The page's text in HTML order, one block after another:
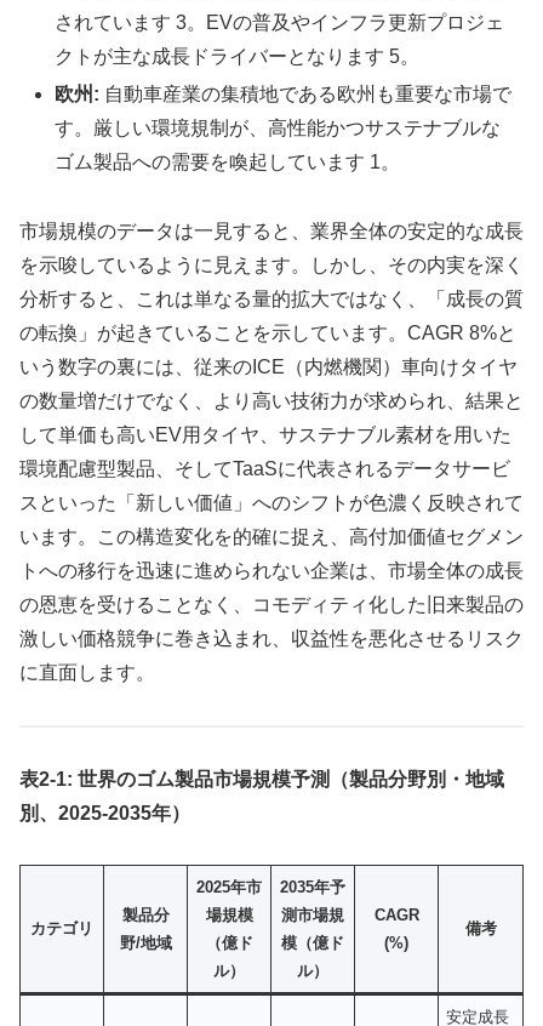
されています 3。EVの普及やインフラ更新プロジェ
クトが主な成長ドライバーとなります 5。
欧州: 自動車産業の集積地である欧州も重要な市場で
す。厳しい環境規制が、高性能かつサステナブルな
ゴム製品への需要を喚起しています 1。
市場規模のデータは一見すると、業界全体の安定的な成長
を示唆しているように見えます。しかし、その内実を深く
分析すると、これは単なる量的拡大ではなく、「成長の質
の転換」が起きていることを示しています。CAGR 8%と
いう数字の裏には、従来のICE（内燃機関）車向けタイヤ
の数量増だけでなく、より高い技術力が求められ、結果と
して単価も高いEV用タイヤ、サステナブル素材を用いた
環境配慮型製品、そしてTaaSに代表されるデータサービ
スといった「新しい価値」へのシフトが色濃く反映されて
います。この構造変化を的確に捉え、高付加価値セグメン
トへの移行を迅速に進められない企業は、市場全体の成長
の恩恵を受けることなく、コモディティ化した旧来製品の
激しい価格競争に巻き込まれ、収益性を悪化させるリスク
に直面します。
表2-1: 世界のゴム製品市場規模予測（製品分野別・地域
別、2025-2035年）
カテゴリ
製品分
野/地域
2025年市
場規模
（億ド
ル）
2035年予
測市場規
模（億ド
ル）
CAGR
(%)
備考
安定成長